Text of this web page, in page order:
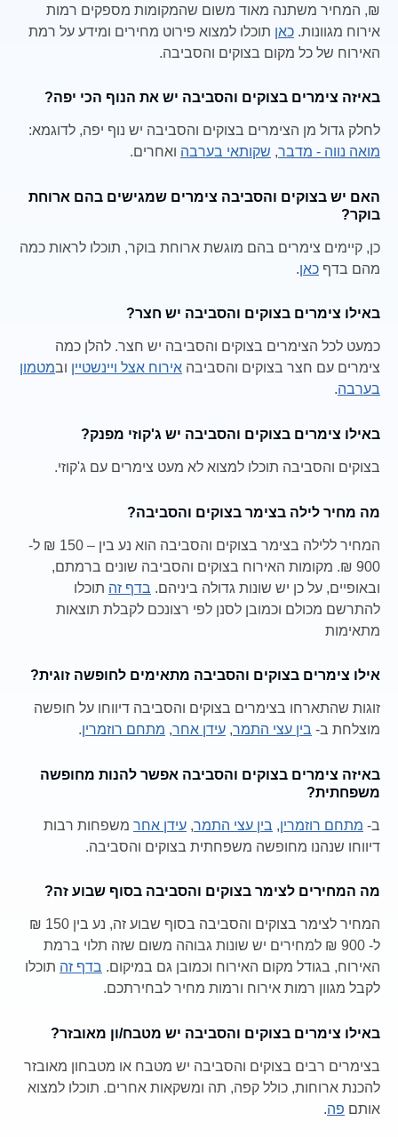
₪, המחיר משתנה מאוד משום שהמקומות מספקים רמות
אירוח מגוונות. כאן תוכלו למצוא פירוט מחירים ומידע על רמת
האירוח של כל מקום בצוקים והסביבה.
באיזה צימרים בצוקים והסביבה יש את הנוף הכי יפה?
לחלק גדול מן הצימרים בצוקים והסביבה יש נוף יפה, לדוגמא:
מואה נווה - מדבר, שקותאי בערבה ואחרים.
האם יש בצוקים והסביבה צימרים שמגישים בהם ארוחת
בוקר?
כן, קיימים צימרים בהם מוגשת ארוחת בוקר, תוכלו לראות כמה
מהם בדף כאן.
באילו צימרים בצוקים והסביבה יש חצר?
כמעט לכל הצימרים בצוקים והסביבה יש חצר. להלן כמה
צימרים עם חצר בצוקים והסביבה אירוח אצל ויינשטיין ובמטמון
בערבה.
באילו צימרים בצוקים והסביבה יש ג'קוזי מפנק?
בצוקים והסביבה תוכלו למצוא לא מעט צימרים עם ג'קוזי.
מה מחיר לילה בצימר בצוקים והסביבה?
המחיר ללילה בצימר בצוקים והסביבה הוא נע בין – 150 ₪ ל-
900 ₪. מקומות האירוח בצוקים והסביבה שונים ברמתם,
ובאופיים, על כן יש שונות גדולה ביניהם. בדף זה תוכלו
להתרשם מכולם וכמובן לסנן לפי רצונכם לקבלת תוצאות
מתאימות
אילו צימרים בצוקים והסביבה מתאימים לחופשה זוגית?
זוגות שהתארחו בצימרים בצוקים והסביבה דיווחו על חופשה
מוצלחת ב- בין עצי התמר, עידן אחר, מתחם רוזמרין.
באיזה צימרים בצוקים והסביבה אפשר להנות מחופשה
משפחתית?
ב- מתחם רוזמרין, בין עצי התמר, עידן אחר משפחות רבות
דיווחו שנהנו מחופשה משפחתית בצוקים והסביבה.
מה המחירים לצימר בצוקים והסביבה בסוף שבוע זה?
המחיר לצימר בצוקים והסביבה בסוף שבוע זה, נע בין 150 ₪
ל- 900 ₪ למחירים יש שונות גבוהה משום שזה תלוי ברמת
האירוח, בגודל מקום האירוח וכמובן גם במיקום. בדף זה תוכלו
לקבל מגוון רמות אירוח ורמות מחיר לבחירתכם.
באילו צימרים בצוקים והסביבה יש מטבח/ון מאובזר?
בצימרים רבים בצוקים והסביבה יש מטבח או מטבחון מאובזר
להכנת ארוחות, כולל קפה, תה ומשקאות אחרים. תוכלו למצוא
אותם פה.